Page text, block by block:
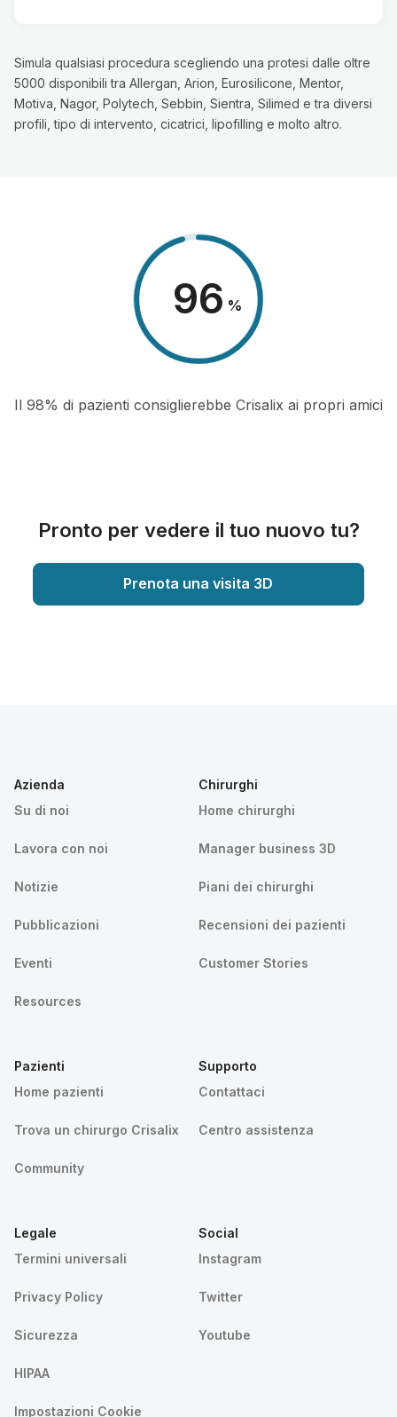
Simula qualsiasi procedura scegliendo una protesi dalle oltre
5000 disponibili tra Allergan, Arion, Eurosilicone, Mentor,
Motiva, Nagor, Polytech, Sebbin, Sientra, Silimed e tra diversi
profili, tipo di intervento, cicatrici, lipofilling e molto altro.
98 %
Il 98% di pazienti consiglierebbe Crisalix ai propri amici
Pronto per vedere il tuo nuovo tu?
Prenota una visita 3D
Azienda
Su di noi
Lavora con noi
Notizie
Pubblicazioni
Eventi
Resources
Chirurghi
Home chirurghi
Manager business 3D
Piani dei chirurghi
Recensioni dei pazienti
Customer Stories
Pazienti
Home pazienti
Trova un chirurgo Crisalix
Community
Supporto
Contattaci
Centro assistenza
Legale
Termini universali
Privacy Policy
Sicurezza
HIPAA
Impostazioni Cookie
Social
Instagram
Twitter
Youtube